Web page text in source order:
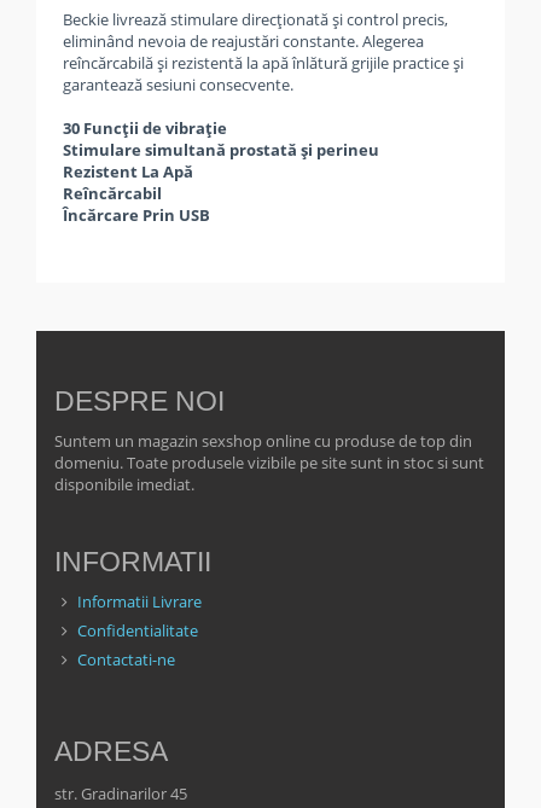
Beckie livrează stimulare direcționată și control precis,
eliminând nevoia de reajustări constante. Alegerea
reîncărcabilă și rezistentă la apă înlătură grijile practice și
garantează sesiuni consecvente.
30 Funcții de vibrație
Stimulare simultană prostată și perineu
Rezistent La Apă
Reîncărcabil
Încărcare Prin USB
DESPRE NOI
Suntem un magazin sexshop online cu produse de top din
domeniu. Toate produsele vizibile pe site sunt in stoc si sunt
disponibile imediat.
INFORMATII
Informatii Livrare
Confidentialitate
Contactati-ne
ADRESA
str. Gradinarilor 45